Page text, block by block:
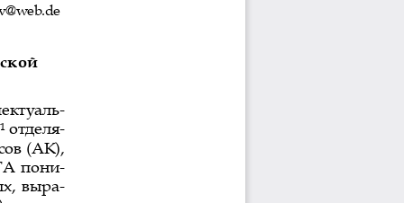
@web.de
-
1 отделя-
(АК),
пони-
выра-